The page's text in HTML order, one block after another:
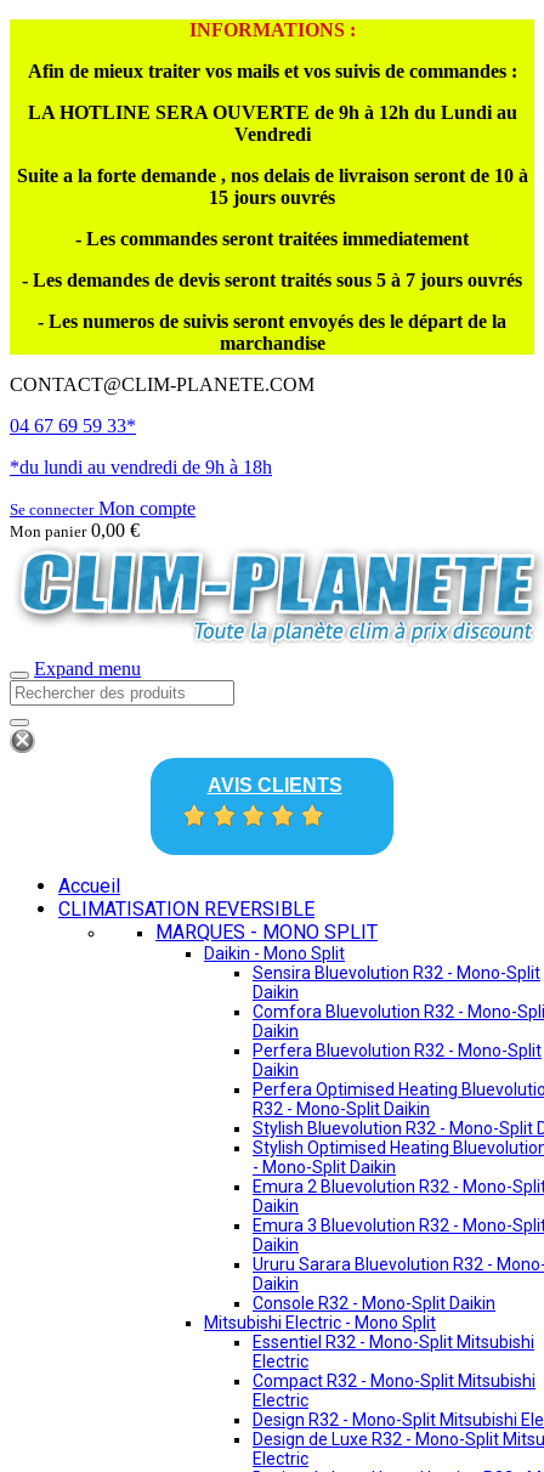
INFORMATIONS :
Afin de mieux traiter vos mails et vos suivis de commandes :
LA HOTLINE SERA OUVERTE de 9h à 12h du Lundi au
Vendredi
Suite a la forte demande , nos delais de livraison seront de 10 à
15 jours ouvrés
- Les commandes seront traitées immediatement
- Les demandes de devis seront traités sous 5 à 7 jours ouvrés
- Les numeros de suivis seront envoyés des le départ de la
marchandise
CONTACT@CLIM-PLANETE.COM
04 67 69 59 33*
*du lundi au vendredi de 9h à 18h
Se connecterMon compte
Mon panier 0,00 €
Expand menu
AVIS CLIENTS
Accueil
CLIMATISATION REVERSIBLE
MARQUES - MONO SPLIT
Daikin - Mono Split
Sensira Bluevolution R32 - Mono-Split
Daikin
Comfora Bluevolution R32 - Mono-
Daikin
Perfera Bluevolution R32 - Mono-Split
Daikin
Perfera Optimised Heating
R32 - Mono-Split Daikin
Stylish Bluevolution R32 - Mono-Split
Stylish Optimised Heating
- Mono-Split Daikin
Emura 2 Bluevolution R32 - Mono-
Daikin
Emura 3 Bluevolution R32 - Mono-
Daikin
Ururu Sarara Bluevolution R32 -
Daikin
Console R32 - Mono-Split Daikin
Mitsubishi Electric - Mono Split
Essentiel R32 - Mono-Split Mitsubishi
Electric
Compact R32 - Mono-Split Mitsubishi
Electric
Design R32 - Mono-Split Mitsubishi
Design de Luxe R32 - Mono-Split
Electric